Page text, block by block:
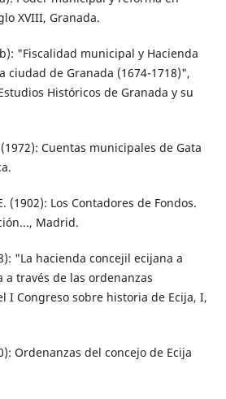
XVIII, Granada.
"Fiscalidad municipal y Hacienda
ciudad de Granada (1674-1718)",
Históricos de Granada y su
Cuentas municipales de Gata
(1902): Los Contadores de Fondos.
Madrid.
"La hacienda concejil ecijana a
a través de las ordenanzas
I Congreso sobre historia de Ecija, I,
Ordenanzas del concejo de Ecija